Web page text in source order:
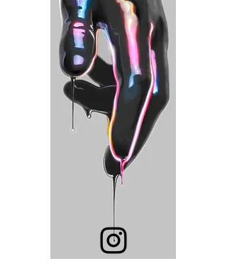
Best tattoo artists in Toronto. Best
Toronto tattoo studio shop.
Tattoo ideas designs flash style.
Tattoo school Toronto. Best
piercings Toronto, Piercing
studio piercing shop Toronto.
Body piercing, body modification
toronto. Nail art, manicures, nail
boutique toronto. Best Nail
boutique nail salon. Custom nail
art full set gel extensions acrylic
extensions. Russian e-file